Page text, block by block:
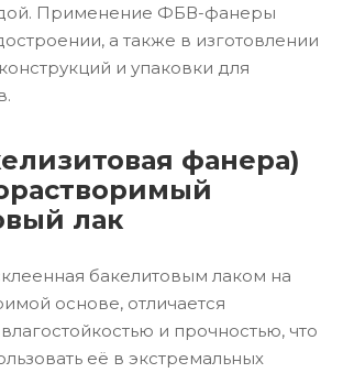
Применение ФБВ-фанеры
а также в изготовлении
и упаковки для
фанера)
лак
бакелитовым лаком на
основе, отличается
и прочностью, что
её в экстремальных